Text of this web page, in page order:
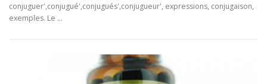
conjuguer',conjugué',conjugués',conjugueur', expressions, conjugaison,
exemples. Le …